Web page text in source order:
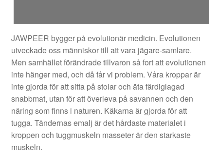
JAWPEER bygger på evolutionär medicin. Evolutionen
utveckade oss människor till att vara jägare-samlare.
Men samhället förändrade tillvaron så fort att evolutionen
inte hänger med, och då får vi problem. Våra kroppar är
inte gjorda för att sitta på stolar och äta färdiglagad
snabbmat, utan för att överleva på savannen och den
näring som finns i naturen. Käkarna är gjorda för att
tugga. Tändernas emalj är det hårdaste materialet i
kroppen och tuggmuskeln masseter är den starkaste
muskeln.